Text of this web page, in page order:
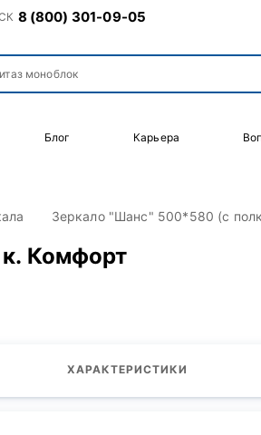
8 (800) 301-09-05
Блог Карьера
Зеркало "Шанс" 500*580 (с
Комфорт
ХАРАКТЕРИСТИКИ